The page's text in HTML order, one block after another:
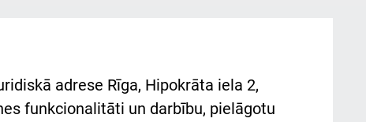
adrese Rīga, Hipokrāta iela 2,
funkcionalitāti un darbību, pielāgotu